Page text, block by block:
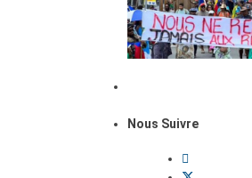
Nous Suivre